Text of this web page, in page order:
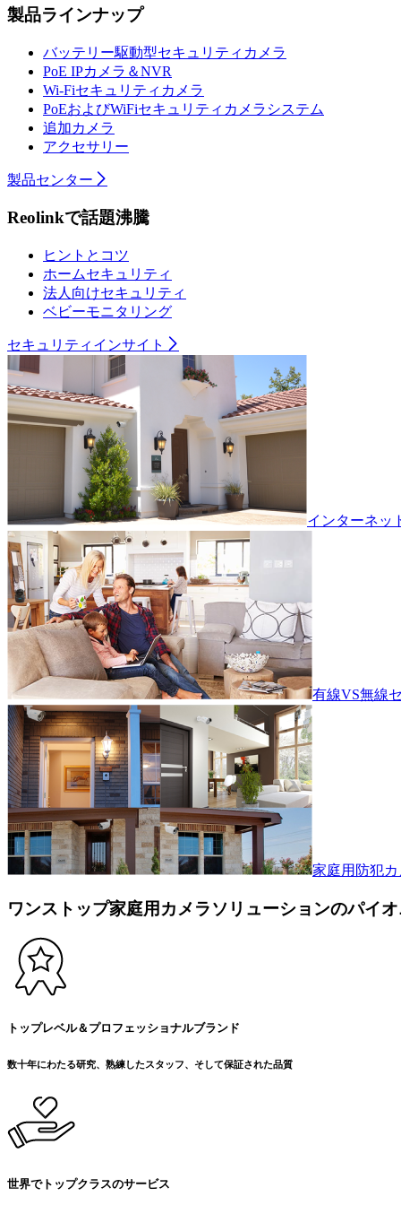
製品ラインナップ
バッテリー駆動型セキュリティカメラ
PoE IPカメラ＆NVR
Wi-Fiセキュリティカメラ
PoEおよびWiFiセキュリティカメラシステム
追加カメラ
アクセサリー
製品センター
Reolinkで話題沸騰
ヒントとコツ
ホームセキュリティ
法人向けセキュリティ
ベビーモニタリング
セキュリティインサイト
インターネッ
有線VS無線
家庭用防犯
ワンストップ家庭用カメラソリューションのパイ
トップレベル＆プロフェッショナルブランド
数十年にわたる研究、熟練したスタッフ、そして保証された品質
世界でトップクラスのサービス